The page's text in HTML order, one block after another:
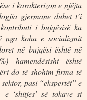
i karakterizon e njëjta
gjermane duhet t’i
i bujqësisë ka
nga koha e socializmit
në bujqësi është në
hamendësisht është
do të shohim firma të
pasi “ekspertët” e
e ‘shitjes’ së tokave si